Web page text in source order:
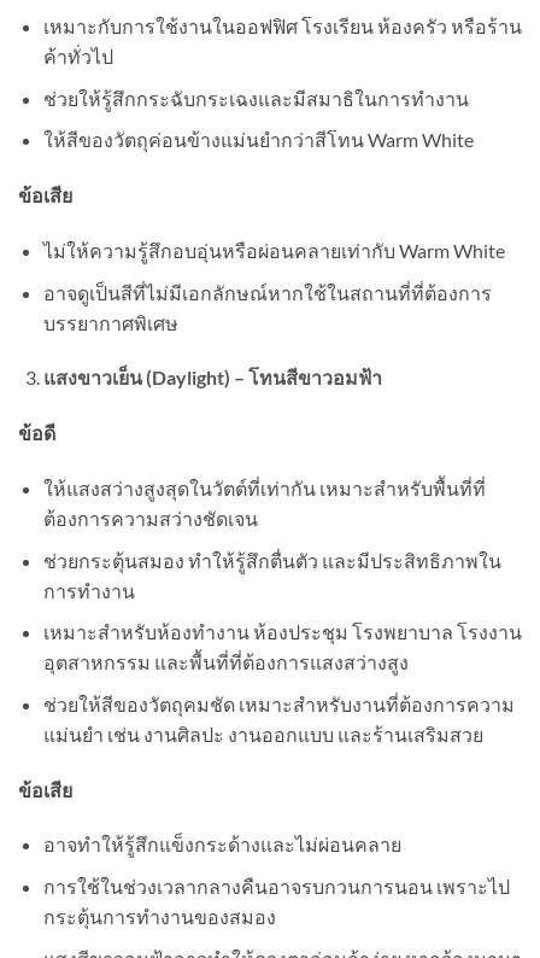
เหมาะกับการใช้งานในออฟฟิศ โรงเรียน ห้องครัว หรือร้าน
ค้าทั่วไป
ช่วยให้รู้สึกกระฉับกระเฉงและมีสมาธิในการทำงาน
ให้สีของวัตถุค่อนข้างแม่นยำกว่าสีโทน Warm White
ข้อเสีย
ไม่ให้ความรู้สึกอบอุ่นหรือผ่อนคลายเท่ากับ Warm White
อาจดูเป็นสีที่ไม่มีเอกลักษณ์หากใช้ในสถานที่ที่ต้องการ
บรรยากาศพิเศษ
แสงขาวเย็น (Daylight) – โทนสีขาวอมฟ้า
ข้อดี
ให้แสงสว่างสูงสุดในวัตต์ที่เท่ากัน เหมาะสำหรับพื้นที่ที่
ต้องการความสว่างชัดเจน
ช่วยกระตุ้นสมอง ทำให้รู้สึกตื่นตัว และมีประสิทธิภาพใน
การทำงาน
เหมาะสำหรับห้องทำงาน ห้องประชุม โรงพยาบาล โรงงาน
อุตสาหกรรม และพื้นที่ที่ต้องการแสงสว่างสูง
ช่วยให้สีของวัตถุคมชัด เหมาะสำหรับงานที่ต้องการความ
แม่นยำ เช่น งานศิลปะ งานออกแบบ และร้านเสริมสวย
ข้อเสีย
อาจทำให้รู้สึกแข็งกระด้างและไม่ผ่อนคลาย
การใช้ในช่วงเวลากลางคืนอาจรบกวนการนอน เพราะไป
กระตุ้นการทำงานของสมอง